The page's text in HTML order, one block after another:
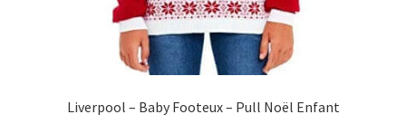
Liverpool – Baby Footeux – Pull Noël Enfant